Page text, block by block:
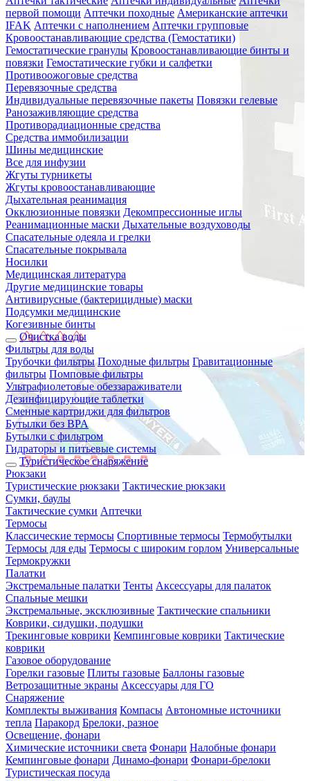
первой помощи Аптечки походные Американские аптечки
IFAK Аптечки с наполнением Аптечки групповые
Кровоостанавливающие средства (Гемостатики)
Гемостатические гранулы Кровоостанавливающие бинты и
повязки Гемостатические губки и салфетки
Противоожоговые средства
Перевязочные средства
Индивидуальные перевязочные пакеты Повязки гелевые
Ранозаживляющие средства
Противорадиационные средства
Средства иммобилизации
Шины медицинские
Все для инфузии
Жгуты турникеты
Жгуты кровоостанавливающие
Дыхательная реанимация
Окклюзионные повязки Декомпрессионные иглы
Реанимационные маски Дыхательные воздуховоды
Спасательные одеяла и грелки
Спасательные покрывала
Носилки
Медицинская литература
Другие медицинские товары
Антивирусные (бактерицидные) маски
Подсумки медицинские
Когезивные бинты
Очистка воды
Фильтры для воды
Трубочки фильтры Походные фильтры Гравитационные
фильтры Помповые фильтры
Ультрафиолетовые обеззараживатели
Дезинфицирующие таблетки
Сменные картриджи для фильтров
Бутылки без BPA
Бутылки с фильтром
Гидраторы и питьевые системы
Туристическое снаряжение
Рюкзаки
Туристические рюкзаки Тактические рюкзаки
Сумки, баулы
Тактические сумки Аптечки
Термосы
Классические термосы Спортивные термосы Термобутылки
Термосы для еды Термосы с широким горлом Универсальные
Термокружки
Палатки
Экстремальные палатки Тенты Аксессуары для палаток
Спальные мешки
Экстремальные, эксклюзивные Тактические спальники
Коврики, сидушки, подушки
Трекинговые коврики Кемпинговые коврики Тактические
коврики
Газовое оборудование
Горелки газовые Плиты газовые Баллоны газовые
Ветрозащитные экраны Аксессуары для ГО
Снаряжение
Комплекты выживания Компасы Автономные источники
тепла Паракорд Брелоки, разное
Освещение, фонари
Химические источники света Фонари Налобные фонари
Кемпинговые фонари Динамо-фонари Фонари-брелоки
Туристическая посуда